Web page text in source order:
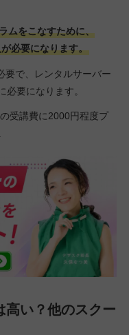
ムをこなすために、
必要になります。
要で、レンタルサーバー
要になります。
受講費に2000円程度プ
高い？他のスクー